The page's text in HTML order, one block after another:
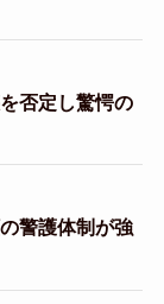
否定し驚愕の
警護体制が強